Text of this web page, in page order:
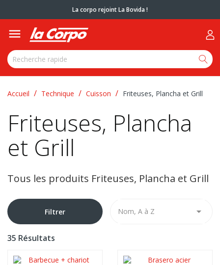
La corpo rejoint La Bovida !

Accueil Technique Cuisson Friteuses, Plancha et Grill
Friteuses, Plancha
et Grill
Tous les produits Friteuses, Plancha et Grill
Filtrer Nom, A à Z 
35 Résultats